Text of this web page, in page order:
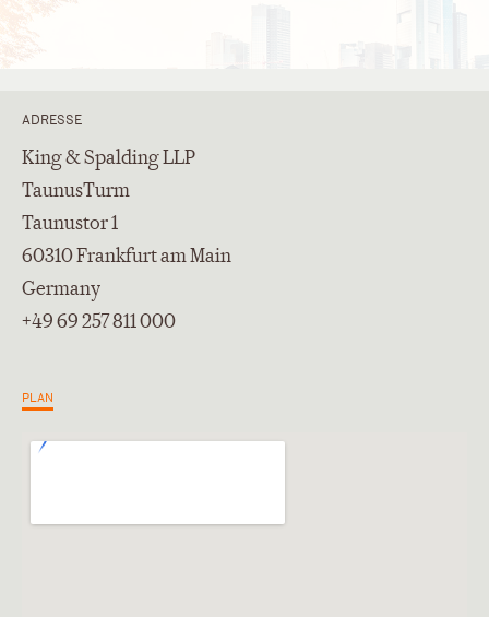
ADRESSE
King & Spalding LLP
TaunusTurm
Taunustor 1
60310 Frankfurt am Main
Germany
+49 69 257 811 000
PLAN